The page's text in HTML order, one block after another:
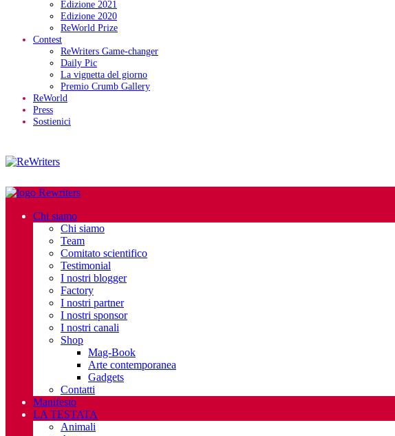
Edizione 2021
Edizione 2020
ReWorld Prize
Contest
ReWriters Game-changer
Daily Pic
La vignetta del giorno
Premio Crumb Gallery
ReWorld
Press
Sostienici
Chi siamo
Chi siamo
Team
Comitato scientifico
Testimonial
I nostri blogger
Factory
I nostri partner
I nostri sponsor
I nostri canali
Shop
Mag-Book
Arte contemporanea
Gadgets
Contatti
Manifesto
LA TESTATA
Animali